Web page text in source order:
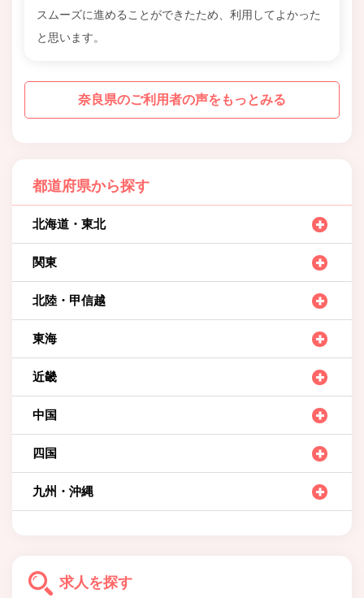
スムーズに進めることができたため、利用してよかった
と思います。
奈良県のご利用者の声をもっとみる
都道府県から探す
北海道・東北
関東
北陸・甲信越
東海
近畿
中国
四国
九州・沖縄
求人を探す